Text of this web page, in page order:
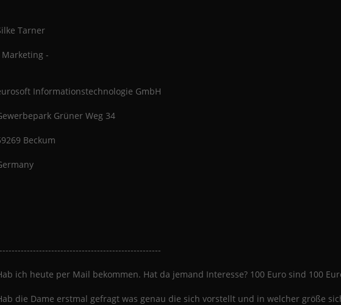
Tarner
Marketing -
Informationstechnologie GmbH
Grüner Weg 34
Beckum
ich heute per Mail bekommen. Hat da jemand Interesse? 100 Euro sind 100
die Dame erstmal gefragt was genau die sich vorstellt und in welcher größe